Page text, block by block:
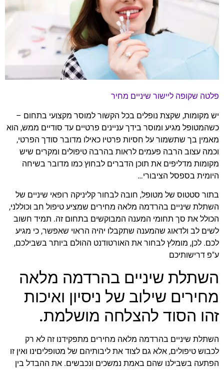
פלטה שקופה ליישור שיניים מחיר
יש מקומות, שקצת נופלים בכל הקשור למוסר מקצועי בתחום –
כשהמטופל מגיע ומוסר בידך עניינים פרטיים עד סודיים ממש, הוא
מאמין בך שתשמור על חסיות פרטיו כאילו מדובר סודך הפרטי,
וכמה עצוב הרבה פעמים לראות בהרבה טיפולים ומקרים שיש
מקומות מדליפים את תוכן הדברים לבחוץ כמו מדובר בשיחה
היומית בספסל הציבורי…
בתור סטטוס של מטופל, חובה לבחור קליניקה רופאי שיניים של
השתלת שיניים בהרדמה מלאה מחירים שמציע טיפול חב וכוללני,
הכולל את סך תחומי המענה המבוקשים בתחום זה. תמיד חשוב
לשים לב ולדאוג שהמענה שתקבלו יהיה הראוי שאפשר, כי מגיע
לכם. לכן, מומלץ לבחור את האורטודנט ההולם ביותר בשבילכם,
ע"פ דרישותיכם
השתלת שיניים בהרדמה מלאה
מחירים שילוב של ניסיון ואיכות
זהו הסוד להצלחה מושלמת.
השתלת שיניים בהרדמה מלאה מחירים מתפקידנו זה לא רק
לכבוש טיפולים, אלא גם לצוד את ליבותיהם של מטופליםינו ואין זו
הפתעה בשבילנו שהם באמת נמשכים ונכבשים. את ההבדל בין